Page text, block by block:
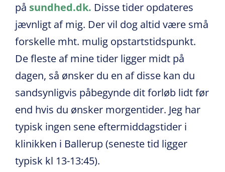
på sundhed.dk. Disse tider opdateres
jævnligt af mig. Der vil dog altid være små
forskelle mht. mulig opstartstidspunkt.
De fleste af mine tider ligger midt på
dagen, så ønsker du en af disse kan du
sandsynligvis påbegynde dit forløb lidt før
end hvis du ønsker morgentider. Jeg har
typisk ingen sene eftermiddagstider i
klinikken i Ballerup (seneste tid ligger
typisk kl 13-13:45).